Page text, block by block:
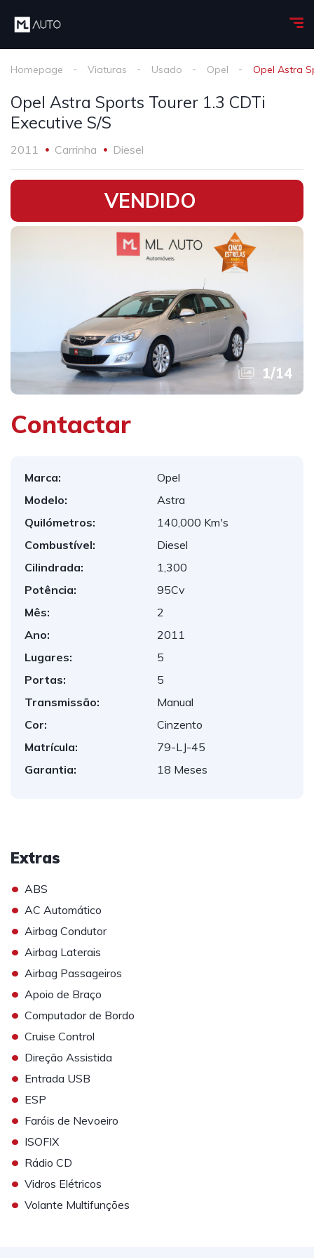
Homepage Viaturas Usado Opel Opel Astra
Opel Astra Sports Tourer 1.3 CDTi
Executive S/S
2011 Carrinha Diesel
•
VENDIDO
1/14
Contactar
Marca:
Opel
Modelo:
Astra
Quilómetros:
140,000 Km's
Combustível:
Diesel
Cilindrada:
1,300
Potência:
95Cv
Mês:
2
Ano:
2011
Lugares:
5
Portas:
5
Transmissão:
Manual
Cor:
Cinzento
Matrícula:
79-LJ-45
Garantia:
18 Meses
Extras
• ABS
• AC Automático
• Airbag Condutor
• Airbag Laterais
• Airbag Passageiros
• Apoio de Braço
• Computador de Bordo
• Cruise Control
• Direção Assistida
• Entrada USB
• ESP
• Faróis de Nevoeiro
• ISOFIX
• Rádio CD
• Vidros Elétricos
• Volante Multifunções